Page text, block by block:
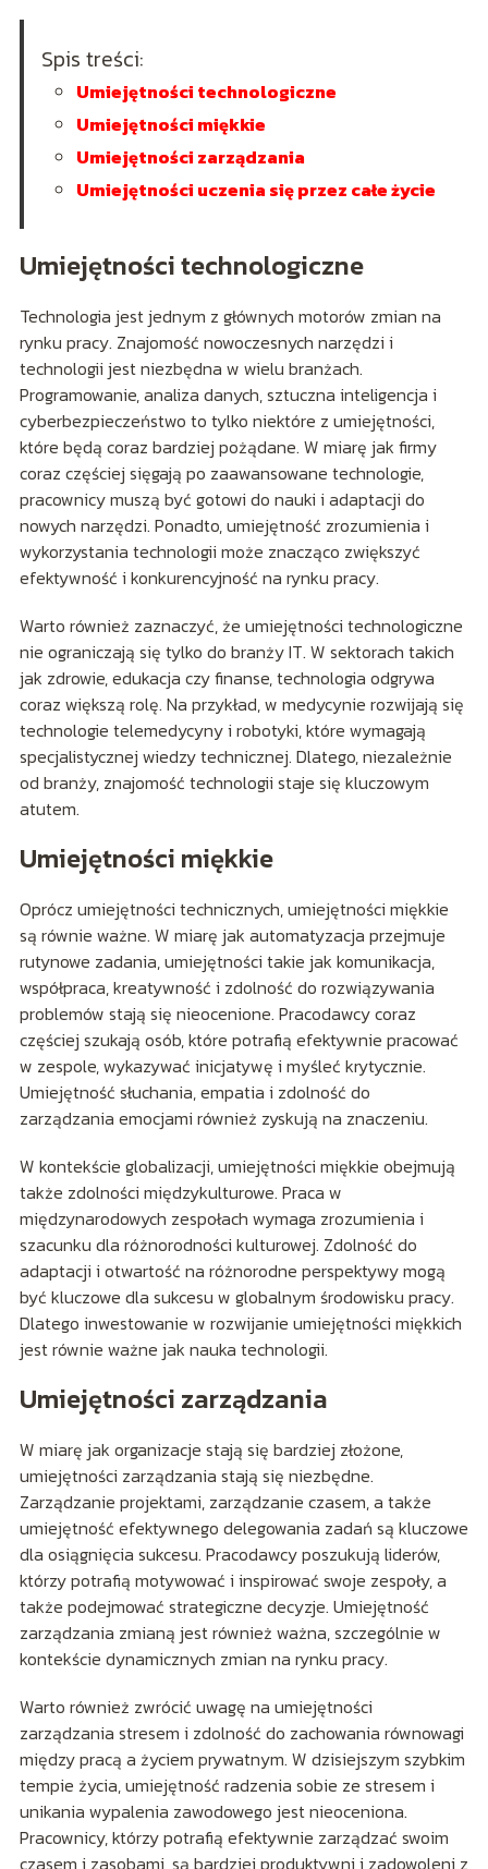
Spis treści:
Umiejętności technologiczne
Umiejętności miękkie
Umiejętności zarządzania
Umiejętności uczenia się przez całe życie
Umiejętności technologiczne
Technologia jest jednym z głównych motorów zmian na
rynku pracy. Znajomość nowoczesnych narzędzi i
technologii jest niezbędna w wielu branżach.
Programowanie, analiza danych, sztuczna inteligencja i
cyberbezpieczeństwo to tylko niektóre z umiejętności,
które będą coraz bardziej pożądane. W miarę jak firmy
coraz częściej sięgają po zaawansowane technologie,
pracownicy muszą być gotowi do nauki i adaptacji do
nowych narzędzi. Ponadto, umiejętność zrozumienia i
wykorzystania technologii może znacząco zwiększyć
efektywność i konkurencyjność na rynku pracy.
Warto również zaznaczyć, że umiejętności technologiczne
nie ograniczają się tylko do branży IT. W sektorach takich
jak zdrowie, edukacja czy finanse, technologia odgrywa
coraz większą rolę. Na przykład, w medycynie rozwijają się
technologie telemedycyny i robotyki, które wymagają
specjalistycznej wiedzy technicznej. Dlatego, niezależnie
od branży, znajomość technologii staje się kluczowym
atutem.
Umiejętności miękkie
Oprócz umiejętności technicznych, umiejętności miękkie
są równie ważne. W miarę jak automatyzacja przejmuje
rutynowe zadania, umiejętności takie jak komunikacja,
współpraca, kreatywność i zdolność do rozwiązywania
problemów stają się nieocenione. Pracodawcy coraz
częściej szukają osób, które potrafią efektywnie pracować
w zespole, wykazywać inicjatywę i myśleć krytycznie.
Umiejętność słuchania, empatia i zdolność do
zarządzania emocjami również zyskują na znaczeniu.
W kontekście globalizacji, umiejętności miękkie obejmują
także zdolności międzykulturowe. Praca w
międzynarodowych zespołach wymaga zrozumienia i
szacunku dla różnorodności kulturowej. Zdolność do
adaptacji i otwartość na różnorodne perspektywy mogą
być kluczowe dla sukcesu w globalnym środowisku pracy.
Dlatego inwestowanie w rozwijanie umiejętności miękkich
jest równie ważne jak nauka technologii.
Umiejętności zarządzania
W miarę jak organizacje stają się bardziej złożone,
umiejętności zarządzania stają się niezbędne.
Zarządzanie projektami, zarządzanie czasem, a także
umiejętność efektywnego delegowania zadań są kluczowe
dla osiągnięcia sukcesu. Pracodawcy poszukują liderów,
którzy potrafią motywować i inspirować swoje zespoły, a
także podejmować strategiczne decyzje. Umiejętność
zarządzania zmianą jest również ważna, szczególnie w
kontekście dynamicznych zmian na rynku pracy.
Warto również zwrócić uwagę na umiejętności
zarządzania stresem i zdolność do zachowania równowagi
między pracą a życiem prywatnym. W dzisiejszym szybkim
tempie życia, umiejętność radzenia sobie ze stresem i
unikania wypalenia zawodowego jest nieoceniona.
Pracownicy, którzy potrafią efektywnie zarządzać swoim
czasem i zasobami, są bardziej produktywni i zadowoleni z